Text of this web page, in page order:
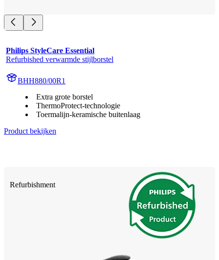
Philips StyleCare Essential
Refurbished verwarmde stijlborstel
BHH880/00R1
Extra grote borstel
ThermoProtect-technologie
Toermalijn-keramische buitenlaag
Product bekijken
Refurbishment